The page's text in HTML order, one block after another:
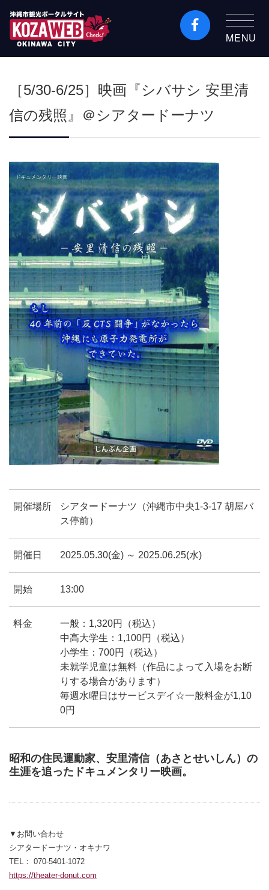
沖縄市観光ポータルコ
縄市コザの表も裏も楽
MENU
［5/30-6/25］映画『シバサシ 安里清
信の残照』＠シアタードーナツ
開催場所
シアタードーナツ（沖縄市中央1-3-17 胡屋バ
ス停前）
開催日 2025.05.30(金) ～ 2025.06.25(水)
開始 13:00
料金
一般：1,320円（税込）
中高大学生：1,100円（税込）
小学生：700円（税込）
未就学児童は無料（作品によって入場をお断
りする場合があります）
毎週水曜日はサービスデイ☆一般料金が1,10
0円
昭和の住民運動家、安里清信（あさとせいしん）の
生涯を追ったドキュメンタリー映画。
▼お問い合わせ
シアタードーナツ・オキナワ
TEL： 070-5401-1072
https://theater-donut.com